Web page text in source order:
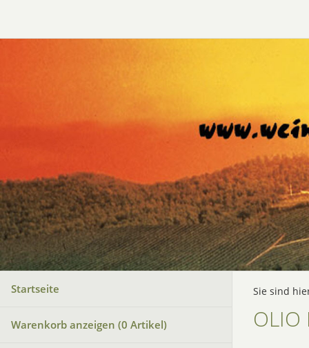
Startseite
Warenkorb anzeigen (0 Artikel)
Sie sind
OLIO